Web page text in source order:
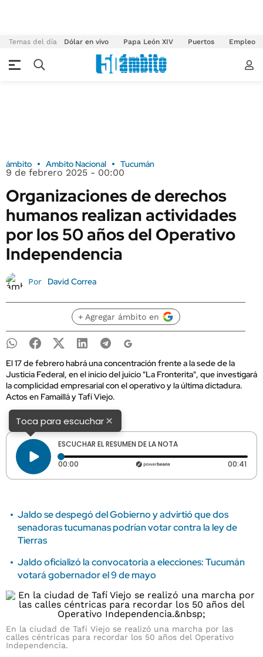
Temas del día Dólar en vivo Papa León XIV Puertos Empleo
ámbito Ambito Nacional Tucumán
9 de febrero 2025 - 00:00
Organizaciones de derechos
humanos realizan actividades
por los 50 años del Operativo
Independencia
Por David Correa
+ Agregar ámbito en
El 17 de febrero habrá una concentración frente a la sede de la
Justicia Federal, en el inicio del juicio "La Fronterita", que investigará
la complicidad empresarial con el operativo y la última dictadura.
Actos en Famaillá y Tafí Viejo.
Toca para escuchar×
ESCUCHAR EL RESUMEN DE LA NOTA
00:00 Tiempo transcurrido: 0 segundos 00:41
Jaldo se despegó del Gobierno y advirtió que dos
senadoras tucumanas podrían votar contra la ley de
Tierras
Jaldo oficializó la convocatoria a elecciones: Tucumán
votará gobernador el 9 de mayo
En la ciudad de Tafí Viejo se realizó una marcha por las
calles céntricas para recordar los 50 años del Operativo
Independencia.